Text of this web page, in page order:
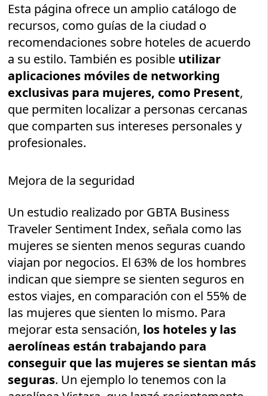
Esta página ofrece un amplio catálogo de
recursos, como guías de la ciudad o
recomendaciones sobre hoteles de acuerdo
a su estilo. También es posible utilizar
aplicaciones móviles de networking
exclusivas para mujeres, como Present,
que permiten localizar a personas cercanas
que comparten sus intereses personales y
profesionales.
Mejora de la seguridad
Un estudio realizado por GBTA Business
Traveler Sentiment Index, señala como las
mujeres se sienten menos seguras cuando
viajan por negocios. El 63% de los hombres
indican que siempre se sienten seguros en
estos viajes, en comparación con el 55% de
las mujeres que sienten lo mismo. Para
mejorar esta sensación, los hoteles y las
aerolíneas están trabajando para
conseguir que las mujeres se sientan más
seguras. Un ejemplo lo tenemos con la